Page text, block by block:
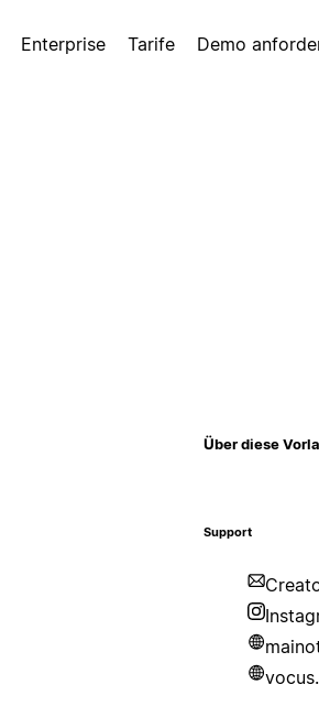
Enterprise Tarife Demo
Über diese
Support